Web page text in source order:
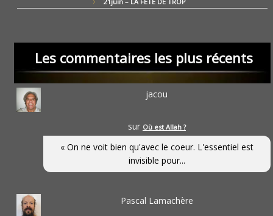
Les commentaires les plus récents
jacou
sur Où est Allah ?
« On ne voit bien qu'avec le coeur. L'essentiel est
invisible pour...
Pascal Lamachère